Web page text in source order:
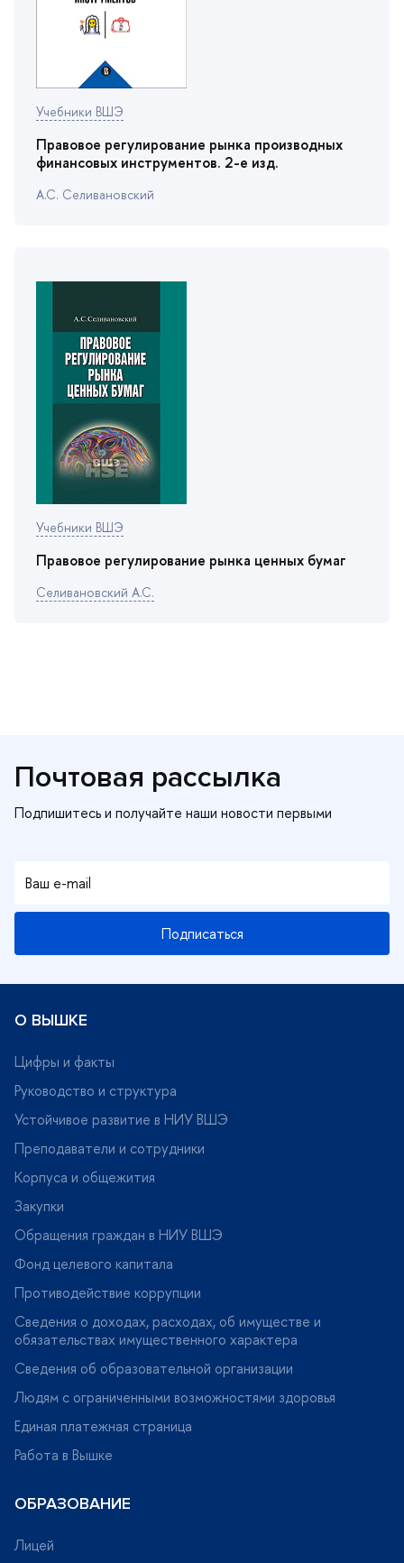
Учебники ВШЭ
Правовое регулирование рынка производных
финансовых инструментов. 2-е изд.
А.С. Селивановский
Учебники ВШЭ
Правовое регулирование рынка ценных бума
Селивановский А.С.
Почтовая рассылка
Подписаться
О ВЫШКЕ
Цифры и факты
Руководство и структура
Устойчивое развитие в НИУ ВШЭ
Преподаватели и сотрудники
Корпуса и общежития
Закупки
Обращения граждан в НИУ ВШЭ
Фонд целевого капитала
Противодействие коррупции
Сведения о доходах, расходах, об имуществе и
обязательствах имущественного характера
Сведения об образовательной организации
Людям с ограниченными возможностями здоровья
Единая платежная страница
Работа в Вышке
ОБРАЗОВАНИЕ
Лицей